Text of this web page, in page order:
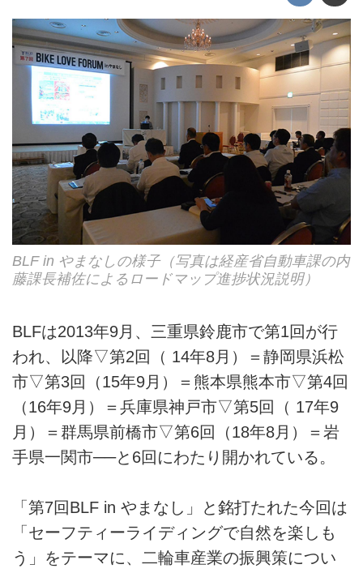
BLF in やまなしの様子（写真は経産省自動車課の内
藤課長補佐によるロードマップ進捗状況説明）
BLFは2013年9月、三重県鈴鹿市で第1回が行
われ、以降▽第2回（ 14年8月）＝静岡県浜松
市▽第3回（15年9月）＝熊本県熊本市▽第4回
（16年9月）＝兵庫県神戸市▽第5回（ 17年9
月）＝群馬県前橋市▽第6回（18年8月）＝岩
手県一関市──と6回にわたり開かれている。
「第7回BLF in やまなし」と銘打たれた今回は
「セーフティーライディングで自然を楽しも
う」をテーマに、二輪車産業の振興策につい